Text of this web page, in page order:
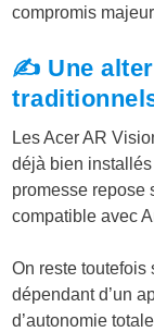
compromis
✍️ Une
Les Acer AR
déjà bien
promesse repose
compatible avec
On reste toutefois
dépendant d’un
d’autonomie